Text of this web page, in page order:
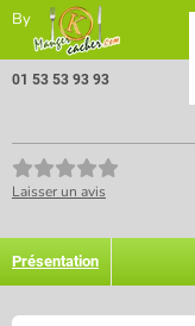
By
01 53 53 93 93
Laisser un avis
Présentation